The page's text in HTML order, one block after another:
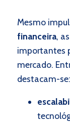
Mesmo
financeira,
importantes
mercado.
destacam-se: